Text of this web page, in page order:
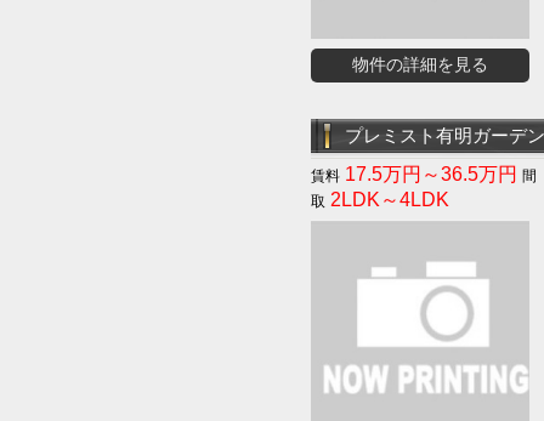
物件の詳細を見る
プレミスト有明ガーデ
17.5万円～36.5万円
2LDK～4LDK